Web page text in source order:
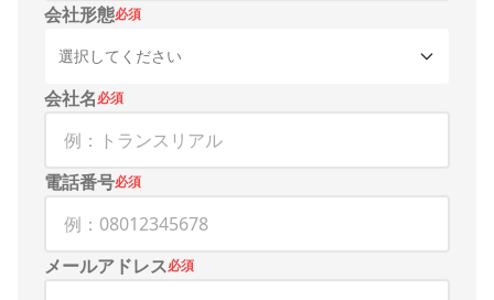
会社形態必須
選択してください
会社名必須
電話番号必須
メールアドレス必須